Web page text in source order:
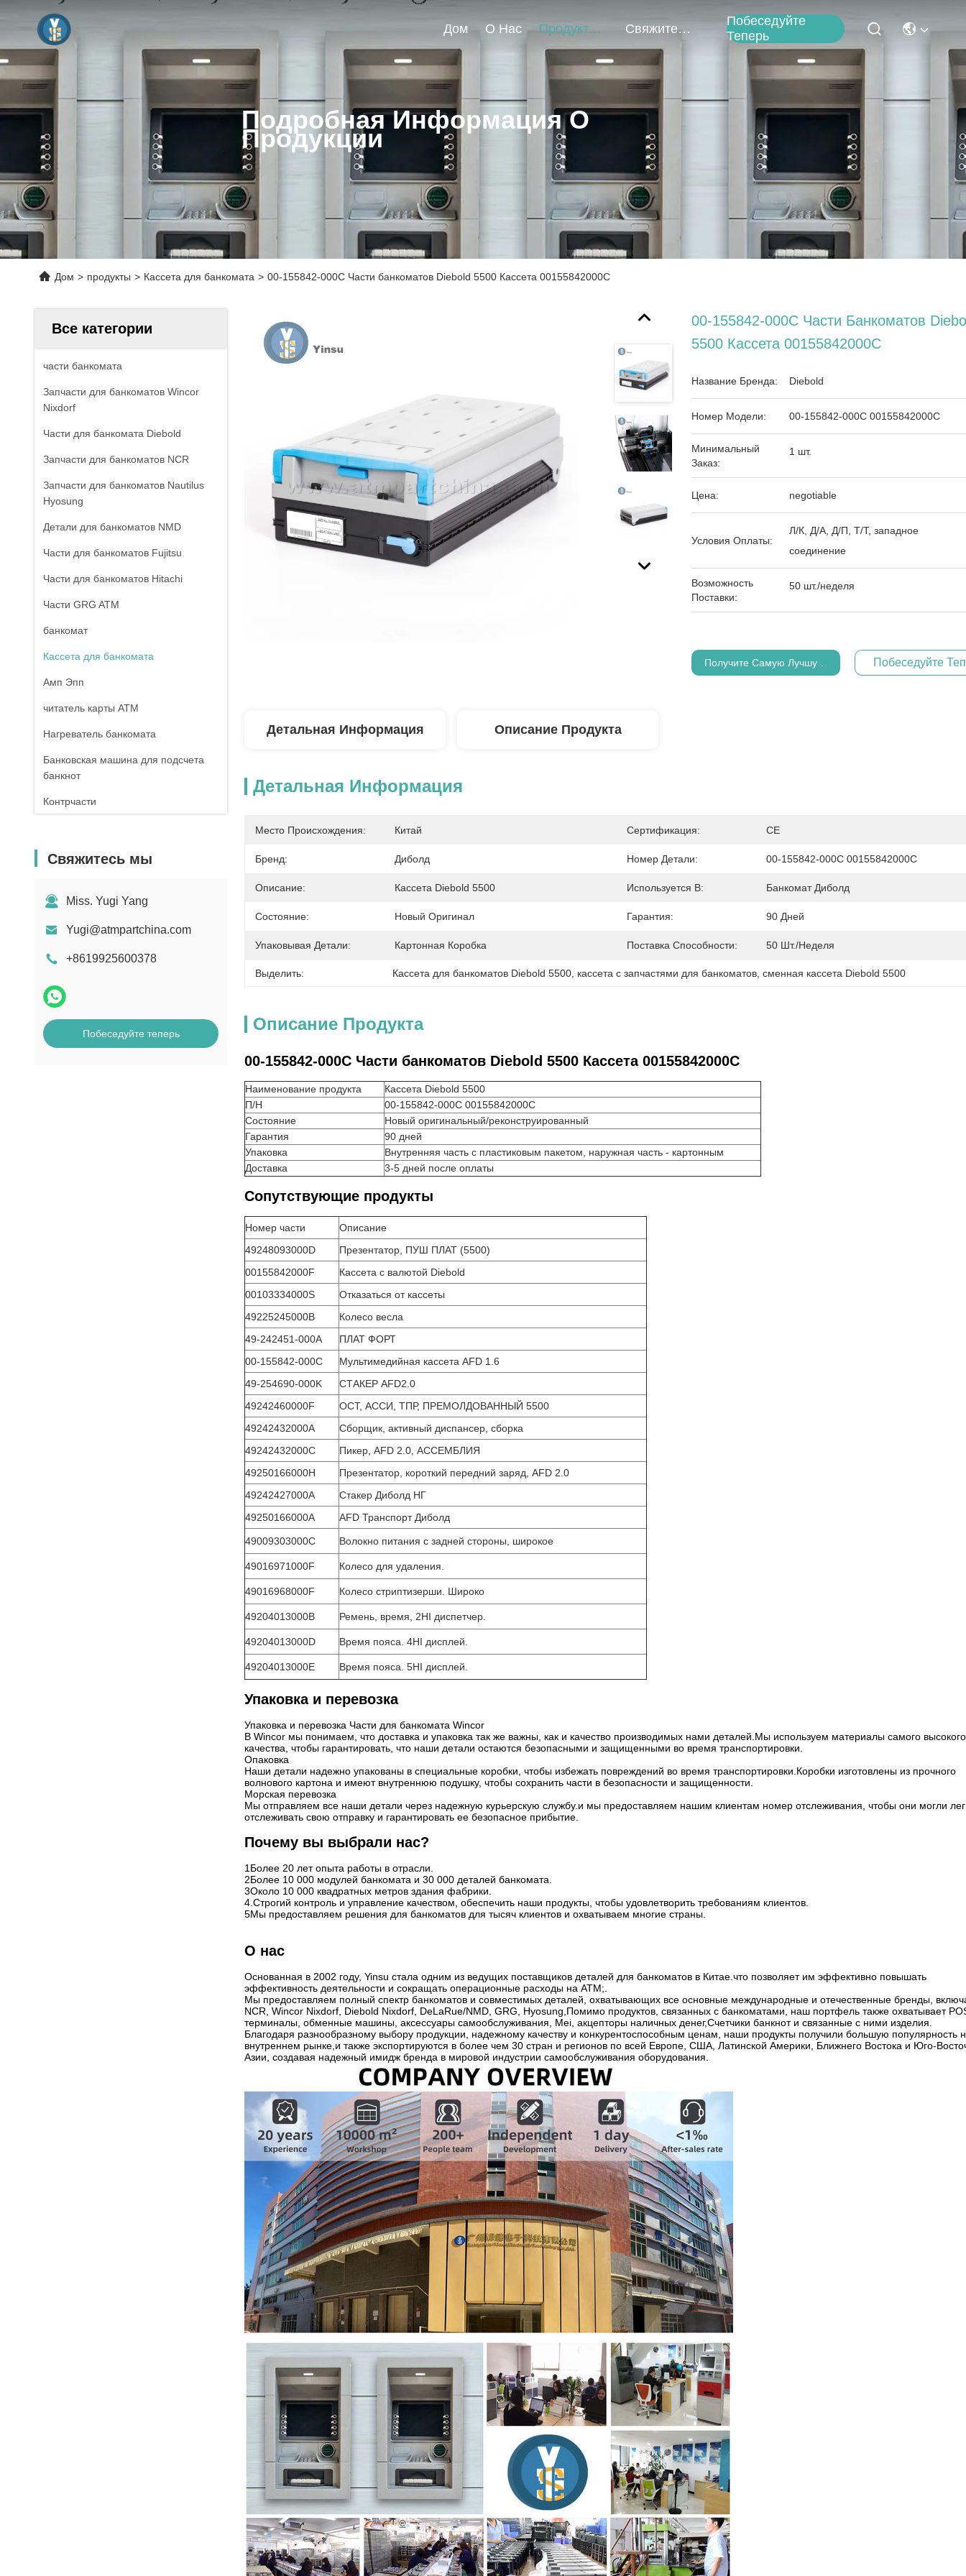
Дом О Нас Продукты Свяжитесь Мы
Побеседуйте
Теперь
Подробная Информация О
Продукции
Дом > продукты > Кассета для банкомата > 00-155842-000C Части банкоматов Diebold 5500 Кассета 00155842000C
Все категории
части банкомата
Запчасти для банкоматов Wincor
Nixdorf
Части для банкомата Diebold
Запчасти для банкоматов NCR
Запчасти для банкоматов Nautilus
Hyosung
Детали для банкоматов NMD
Части для банкоматов Fujitsu
Части для банкоматов Hitachi
Части GRG ATM
банкомат
Кассета для банкомата
Амп Эпп
читатель карты ATM
Нагреватель банкомата
Банковская машина для подсчета
банкнот
Контрчасти
Пост-машина
Свяжитесь мы
Miss. Yugi Yang
Yugi@atmpartchina.com
+8619925600378
Побеседуйте теперь
00-155842-000C Части Банкоматов
5500 Кассета 00155842000C
Название Бренда: Diebold
Номер Модели: 00-155842-000C 00155842000C
Минимальный
Заказ:
1 шт.
Цена: negotiable
Условия Оплаты:
Л/К, Д/А, Д/П, Т/Т, западное
соединение
Возможность
Поставки:
50 шт./неделя
Получите Самую Лучшую Цену Побеседуйте
Детальная Информация Описание Продукта
Детальная Информация
Место Происхождения: Китай Сертификация: CE
Бренд: Диболд Номер Детали: 00-155842-000C 00155842000C
Описание: Кассета Diebold 5500 Используется В: Банкомат Диболд
Состояние: Новый Оригинал Гарантия: 90 Дней
Упаковывая Детали: Картонная Коробка Поставка Способности: 50 Шт./неделя
Выделить: Кассета для банкоматов Diebold 5500 кассета с запчастями для банкоматов , сменная кассета Diebold 5500
Описание Продукта
00-155842-000C Части банкоматов Diebold 5500 Кассета 00155842000C
Наименование продукта
Кассета Diebold 5500
П/Н
00-155842-000C 00155842000C
Состояние
Новый оригинальный/реконструированный
Гарантия
90 дней
Упаковка
Внутренняя часть с пластиковым пакетом, наружная часть - картонным
Доставка
3-5 дней после оплаты
Сопутствующие продукты
Номер части
Описание
49248093000D
Презентатор, ПУШ ПЛАТ (5500)
00155842000F
Кассета с валютой Diebold
00103334000S
Отказаться от кассеты
49225245000B
Колесо весла
49-242451-000А
ПЛАТ ФОРТ
00-155842-000C
Мультимедийная кассета AFD 1.6
49-254690-000K
СТАКЕР AFD2.0
49242460000F
ОСТ, АССИ, ТПР, ПРЕМОЛДОВАННЫЙ 5500
49242432000А
Сборщик, активный диспансер, сборка
49242432000C
Пикер, AFD 2.0, АССЕМБЛИЯ
49250166000H
Презентатор, короткий передний заряд, AFD 2.0
49242427000А
Стакер Диболд НГ
49250166000A
AFD Транспорт Диболд
49009303000C Волокно питания с задней стороны, широкое
49016971000F Колесо для удаления.
49016968000F Колесо стриптизерши. Широко
49204013000B Ремень, время, 2HI диспетчер.
49204013000D Время пояса. 4HI дисплей.
49204013000E Время пояса. 5HI дисплей.
Упаковка и перевозка
Упаковка и перевозка Части для банкомата Wincor
В Wincor мы понимаем, что доставка и упаковка так же важны, как и качество производимых нами деталей.Мы используем материалы самого высокого
качества, чтобы гарантировать, что наши детали остаются безопасными и защищенными во время транспортировки.
Опаковка
Наши детали надежно упакованы в специальные коробки, чтобы избежать повреждений во время транспортировки.Коробки изготовлены из прочного
волнового картона и имеют внутреннюю подушку, чтобы сохранить части в безопасности и защищенности.
Морская перевозка
Мы отправляем все наши детали через надежную курьерскую службу.и мы предоставляем нашим клиентам номер отслеживания, чтобы они могли
отслеживать свою отправку и гарантировать ее безопасное прибытие.
Почему вы выбрали нас?
1Более 20 лет опыта работы в отрасли.
2Более 10 000 модулей банкомата и 30 000 деталей банкомата.
3Около 10 000 квадратных метров здания фабрики.
4.Строгий контроль и управление качеством, обеспечить наши продукты, чтобы удовлетворить требованиям клиентов.
5Мы предоставляем решения для банкоматов для тысяч клиентов и охватываем многие страны.
О нас
Основанная в 2002 году, Yinsu стала одним из ведущих поставщиков деталей для банкоматов в Китае.что позволяет им эффективно повышать
эффективность деятельности и сокращать операционные расходы на ATM;.
Мы предоставляем полный спектр банкоматов и совместимых деталей, охватывающих все основные международные и отечественные бренды,
NCR, Wincor Nixdorf, Diebold Nixdorf, DeLaRue/NMD, GRG, Hyosung,Помимо продуктов, связанных с банкоматами, наш портфель также охватывает
терминалы, обменные машины, аксессуары самообслуживания, Mei, акцепторы наличных денег,Счетчики банкнот и связанные с ними изделия.
Благодаря разнообразному выбору продукции, надежному качеству и конкурентоспособным ценам, наши продукты получили большую популярность
внутреннем рынке,и также экспортируются в более чем 30 стран и регионов по всей Европе, США, Латинской Америки, Ближнего Востока и Юго-
Азии, создавая надежный имидж бренда в мировой индустрии самообслуживания оборудования.